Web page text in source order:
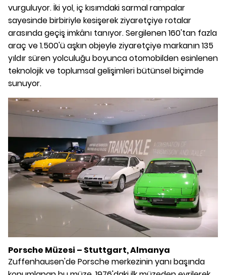
vurguluyor. İki yol, iç kısımdaki sarmal rampalar
sayesinde birbiriyle kesişerek ziyaretçiye rotalar
arasında geçiş imkânı tanıyor. Sergilenen 160'tan fazla
araç ve 1.500'ü aşkın objeyle ziyaretçiye markanın 135
yıldır süren yolculuğu boyunca otomobilden esinlenen
teknolojik ve toplumsal gelişimleri bütünsel biçimde
sunuyor.
Porsche Müzesi – Stuttgart, Almanya
Zuffenhausen'de Porsche merkezinin yanı başında